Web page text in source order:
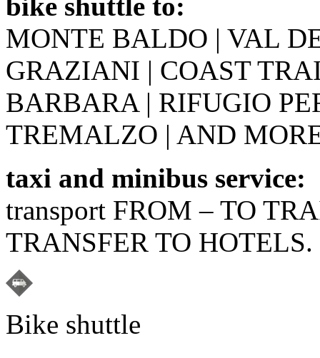
bike shuttle to:
MONTE BALDO | VAL
GRAZIANI | COAST
BARBARA | RIFUGIO
TREMALZO | AND
taxi and minibus service:
transport FROM – TO
TRANSFER TO HOTELS.
Bike shuttle